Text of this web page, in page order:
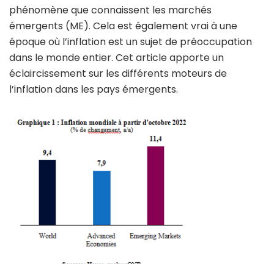
phénomène que connaissent les marchés
émergents (ME). Cela est également vrai à une
époque où l’inflation est un sujet de préoccupation
dans le monde entier. Cet article apporte un
éclaircissement sur les différents moteurs de
l’inflation dans les pays émergents.